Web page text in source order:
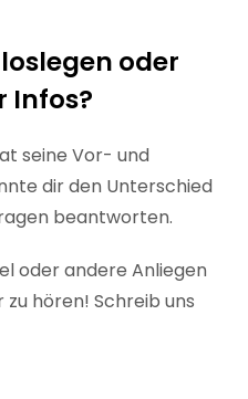
oder
Infos?
seine Vor- und
dir den Unterschied
beantworten.
oder andere Anliegen
zu hören! Schreib uns